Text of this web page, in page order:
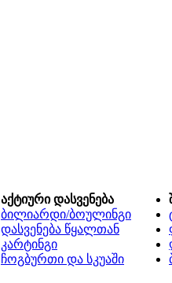
აქტიური დასვენება
ბილიარდი/ბოულინგი
დასვენება წყალთან
კარტინგი
ჩოგბურთი და სკუაში